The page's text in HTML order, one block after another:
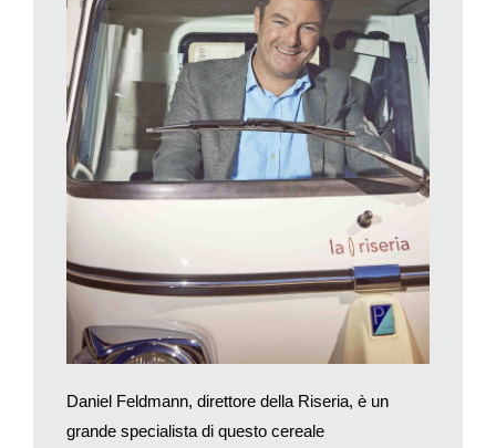
vendere al miglior offerente.
E non lo fanno?
No, per fortuna! O perlomeno non attualmente. Lavoriamo
assieme ormai da tanti anni e intratteniamo rapporti molto
diretti sia con i nostri partner commerciali indiani sia con gli
agricoltori. Stanno dando prova di lealtà nei nostri confronti e
rispettano le condizioni di consegna stabilite, e questo benché
verso il riso ci sia un crescente interesse. È una prova della
stima che ci riservano.
Come si può descrivere la cooperazione tra la Migros e i
risicoltori indiani? Questi ultimi conoscono
personalmente i rappresentati del grande distributore o
sanno solo che il riso prende la via della Svizzera?
Gli agricoltori che coltivano riso basmati in India sono circa
Intratteniamo contatti regolari con il nostro partner sul posto e
una volta all’anno visito i contadini per informarli sulla
Daniel Feldmann, direttore della Riseria, è un
grande specialista di questo cereale